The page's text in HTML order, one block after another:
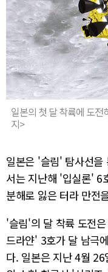
일본의 첫 달 착륙에 도전
지>
일본은 '슬림' 탐사선을
서는 지난해 '입실론' 6
분해로 잃은 터라 만전
'슬림'의 달 착륙 도전
드라얀' 3호가 달 남극
다. 일본은 지난 4월